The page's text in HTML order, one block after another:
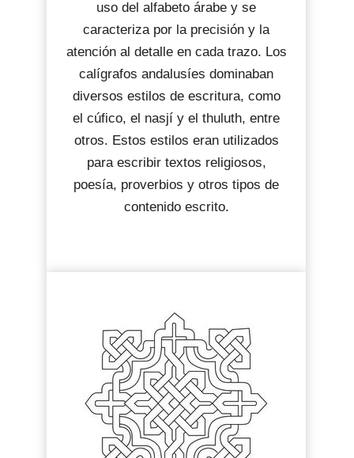
uso del alfabeto árabe y se
caracteriza por la precisión y la
atención al detalle en cada trazo. Los
calígrafos andalusíes dominaban
diversos estilos de escritura, como
el cúfico, el nasjí y el thuluth, entre
otros. Estos estilos eran utilizados
para escribir textos religiosos,
poesía, proverbios y otros tipos de
contenido escrito.